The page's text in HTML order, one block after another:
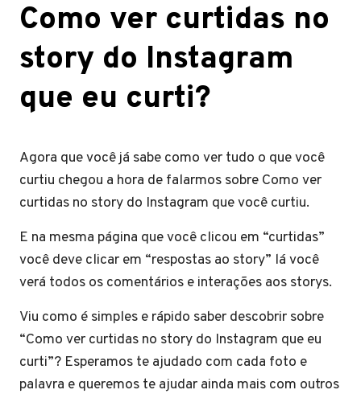
Como ver curtidas no
story do Instagram
que eu curti?
Agora que você já sabe como ver tudo o que você
curtiu chegou a hora de falarmos sobre Como ver
curtidas no story do Instagram que você curtiu.
E na mesma página que você clicou em “curtidas”
você deve clicar em “respostas ao story” lá você
verá todos os comentários e interações aos storys.
Viu como é simples e rápido saber descobrir sobre
“Como ver curtidas no story do Instagram que eu
curti”? Esperamos te ajudado com cada foto e
palavra e queremos te ajudar ainda mais com outros